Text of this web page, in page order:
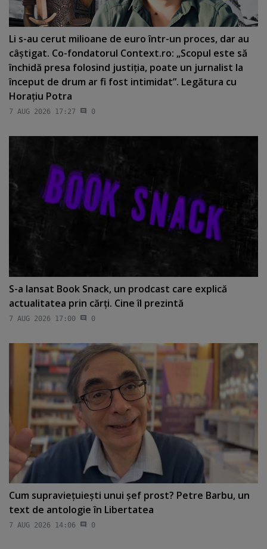
Li s-au cerut milioane de euro într-un proces, dar au
câştigat. Co-fondatorul Context.ro: „Scopul este să
închidă presa folosind justiţia, poate un jurnalist la
început de drum ar fi fost intimidat”. Legătura cu
Horaţiu Potra
7 AUG 2026 17:27 0
S-a lansat Book Snack, un prodcast care explică
actualitatea prin cărţi. Cine îl prezintă
7 AUG 2026 17:00 0
Cum supravieţuieşti unui şef prost? Petre Barbu, un
text de antologie în Libertatea
7 AUG 2026 14:06 0